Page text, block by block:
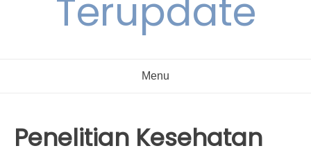
Terupdate
Menu
Penelitian Kesehatan